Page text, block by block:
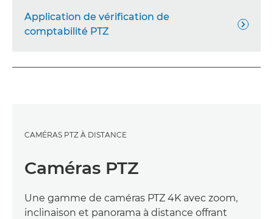
Application de vérification de
comptabilité PTZ

CAMÉRAS PTZ À DISTANCE
Caméras PTZ
Une gamme de caméras PTZ 4K avec zoom,
inclinaison et panorama à distance offrant